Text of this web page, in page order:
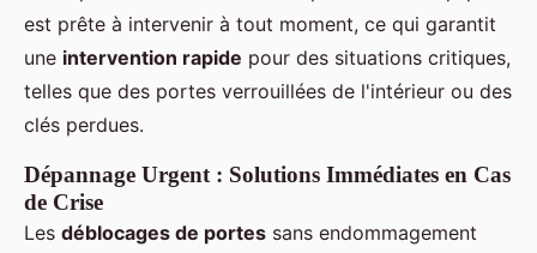
est prête à intervenir à tout moment, ce qui garantit
une intervention rapide pour des situations critiques,
telles que des portes verrouillées de l'intérieur ou des
clés perdues.
Dépannage Urgent : Solutions Immédiates en Cas
de Crise
Les déblocages de portes sans endommagement